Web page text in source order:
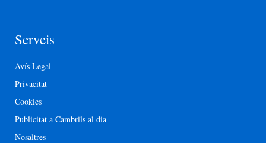
Serveis
Avís Legal
Privacitat
Cookies
Publicitat a Cambrils al dia
Nosaltres